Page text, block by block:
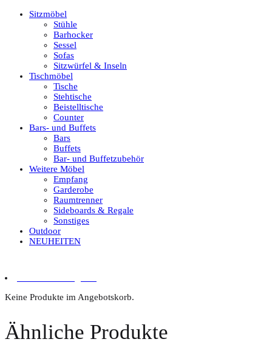
Sitzmöbel
Stühle
Barhocker
Sessel
Sofas
Sitzwürfel & Inseln
Tischmöbel
Tische
Stehtische
Beistelltische
Counter
Bars- und Buffets
Bars
Buffets
Bar- und Buffetzubehör
Weitere Möbel
Empfang
Garderobe
Raumtrenner
Sideboards & Regale
Sonstiges
Outdoor
NEUHEITEN
Keine Produkte im Angebotskorb.
Ähnliche Produkte